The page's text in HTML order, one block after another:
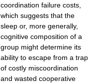
coordination failure costs,
which suggests that the
sleep or, more generally,
cognitive composition of a
group might determine its
ability to escape from a trap
of costly miscoordination
and wasted cooperative